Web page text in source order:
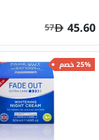
45.60
57
25% خصم